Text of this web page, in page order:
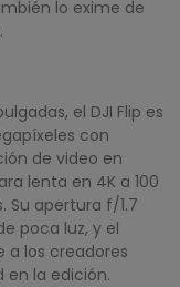
lo exime de
el DJI Flip es
con
de video en
lenta en 4K a 100
Su apertura f/1.7
poca luz, y el
a los creadores
en la edición.